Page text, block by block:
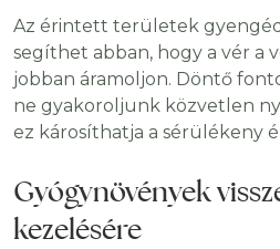
Az érintett területek gyengéd
segíthet abban, hogy a vér a
jobban áramoljon. Döntő
ne gyakoroljunk közvetlen
ez károsíthatja a sérülékeny
Gyógynövények
kezelésére